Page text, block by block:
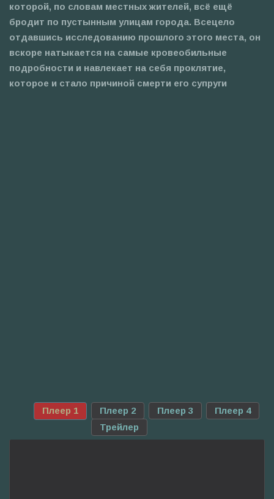
которой, по словам местных жителей, всё ещё
бродит по пустынным улицам города. Всецело
отдавшись исследованию прошлого этого места, он
вскоре натыкается на самые кровеобильные
подробности и навлекает на себя проклятие,
которое и стало причиной смерти его супруги
Плеер 1 Плеер 2 Плеер 3
Плеер 4
Трейлер